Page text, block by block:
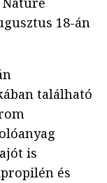
18-án
található
is
és